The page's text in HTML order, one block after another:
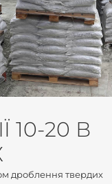
10-20 В
дроблення твердих